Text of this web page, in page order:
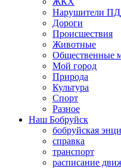
Нарушители
Дороги
Происшествия
Животные
Общественные
Мой город
Природа
Культура
Спорт
Разное
Наш Бобруйск
бобруйская
справка
транспорт
расписание